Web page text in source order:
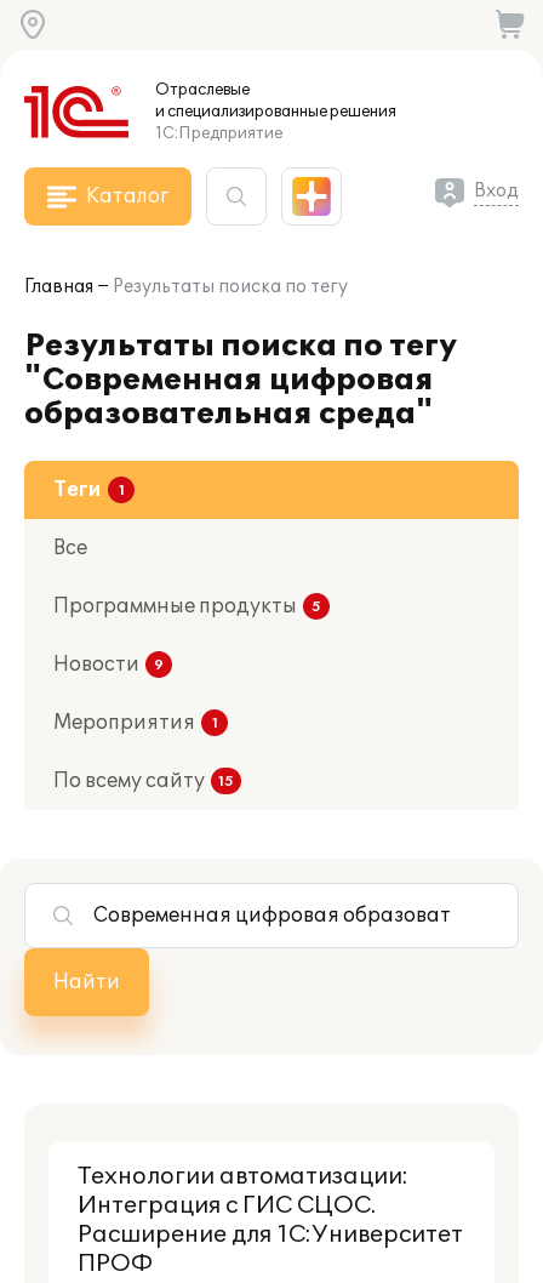
Отраслевые
и специализированныерешения
1С:Предприятие
Каталог Вход
Главная Результаты поиска по тегу
Результаты поиска по тегу
"Современная цифровая
образовательная среда"
Все
Программные продукты
Новости
Мероприятия
Теги
По всему сайту
Найти
Технологии автоматизации:
Интеграция с ГИС СЦОС.
Расширение для 1С:Университет
ПРОФ